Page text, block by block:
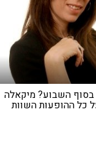
השבוע? מיקאלה
כל ההופעות השוות